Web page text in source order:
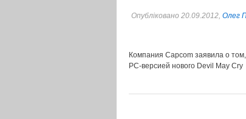
Опубліковано 20.09.2012, Олег
Компания Capcom заявила о
PC-версией нового Devil May Cry